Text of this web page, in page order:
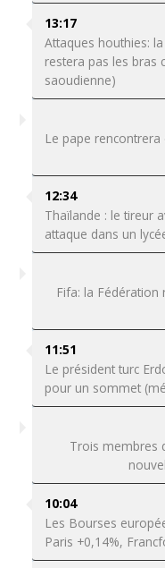
13:17
Attaques houthies:
restera pas les bras
saoudienne)
Le pape
12:34
Thaïlande : le tireur
attaque dans un
Fifa: la
11:51
Le président turc
pour un sommet
Trois membres
10:04
Les Bourses
Paris +0,14%,